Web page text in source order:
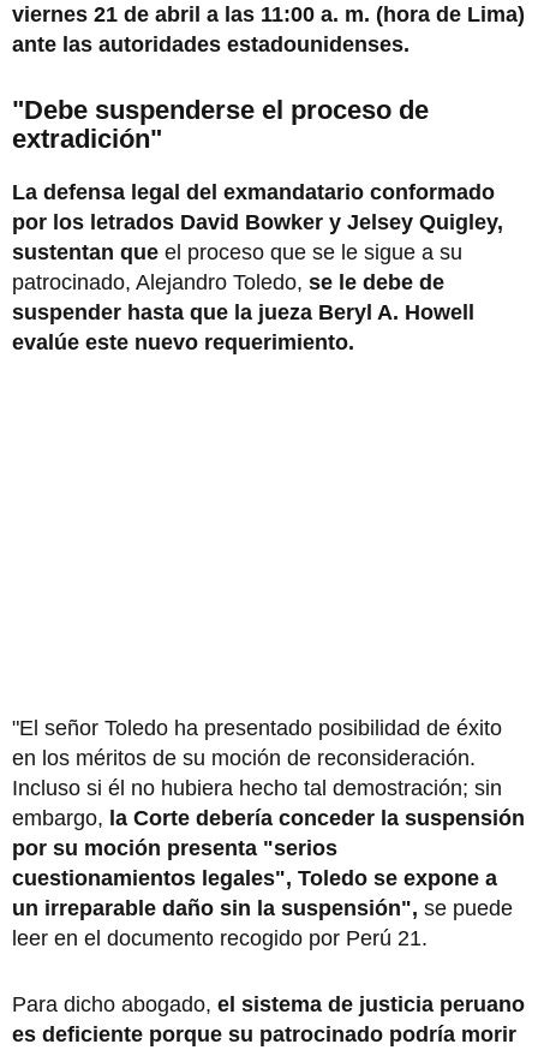
viernes 21 de abril a las 11:00 a. m. (hora de Lima)
ante las autoridades estadounidenses.
"Debe suspenderse el proceso de
extradición"
La defensa legal del exmandatario conformado
por los letrados David Bowker y Jelsey Quigley,
sustentan que el proceso que se le sigue a su
patrocinado, Alejandro Toledo, se le debe de
suspender hasta que la jueza Beryl A. Howell
evalúe este nuevo requerimiento.
"El señor Toledo ha presentado posibilidad de éxito
en los méritos de su moción de reconsideración.
Incluso si él no hubiera hecho tal demostración; sin
embargo, la Corte debería conceder la suspensión
por su moción presenta "serios
cuestionamientos legales", Toledo se expone a
un irreparable daño sin la suspensión", se puede
leer en el documento recogido por Perú 21.
Para dicho abogado, el sistema de justicia peruano
es deficiente porque su patrocinado podría morir